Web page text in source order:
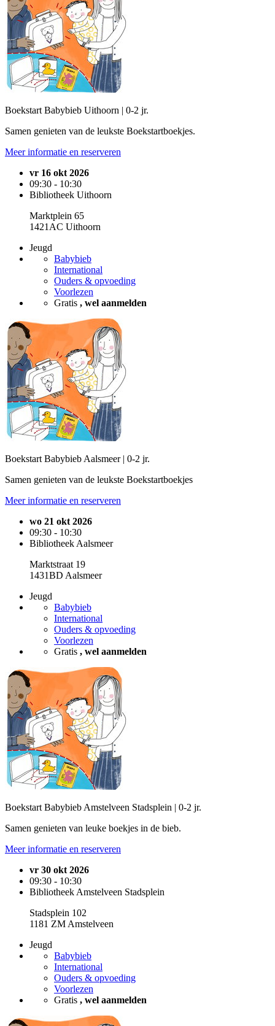
Boekstart Babybieb Uithoorn | 0-2 jr.
Samen genieten van de leukste Boekstartboekjes.
Meer informatie en reserveren
vr 16 okt 2026
09:30 - 10:30
Bibliotheek Uithoorn
Marktplein 65
1421AC Uithoorn
Jeugd
Babybieb
International
Ouders & opvoeding
Voorlezen
Gratis , wel aanmelden
Boekstart Babybieb Aalsmeer | 0-2 jr.
Samen genieten van de leukste Boekstartboekjes
Meer informatie en reserveren
wo 21 okt 2026
09:30 - 10:30
Bibliotheek Aalsmeer
Marktstraat 19
1431BD Aalsmeer
Jeugd
Babybieb
International
Ouders & opvoeding
Voorlezen
Gratis , wel aanmelden
Boekstart Babybieb Amstelveen Stadsplein | 0-2 jr.
Samen genieten van leuke boekjes in de bieb.
Meer informatie en reserveren
vr 30 okt 2026
09:30 - 10:30
Bibliotheek Amstelveen Stadsplein
Stadsplein 102
1181 ZM Amstelveen
Jeugd
Babybieb
International
Ouders & opvoeding
Voorlezen
Gratis , wel aanmelden